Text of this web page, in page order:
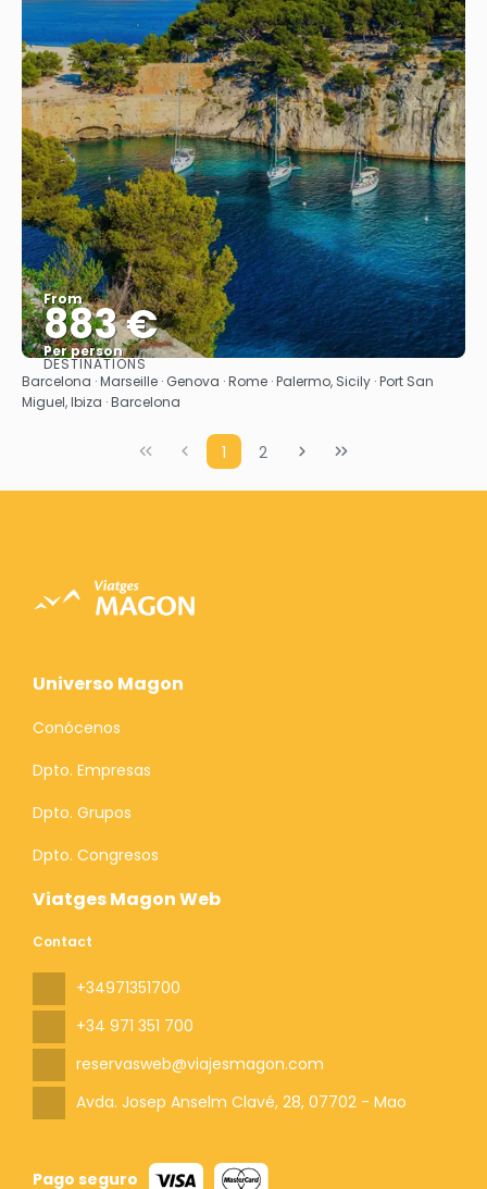
From
883 €
Per person
See
DESTINATIONS
Barcelona · Marseille · Genova · Rome · Palermo, Sicily · Port San
Miguel, Ibiza · Barcelona
1 2
Viatges Magon Web
Contact
+34971351700
+34 971 351 700
reservasweb@viajesmagon.com
Avda. Josep Anselm Clavé, 28, 07702 - Mao
Pago seguro
Universo Magon
Conócenos
Dpto. Empresas
Dpto. Grupos
Dpto. Congresos